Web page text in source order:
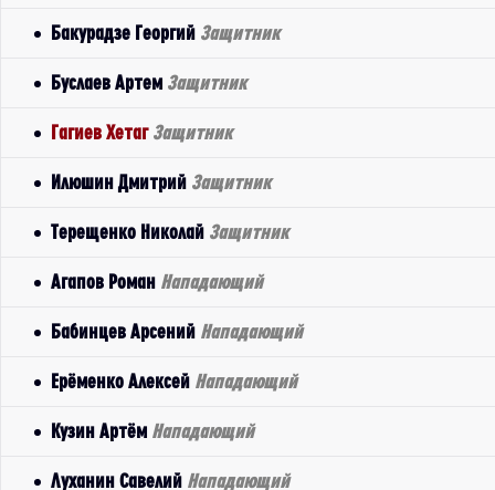
Бакурадзе Георгий Защитник
Буслаев Артем Защитник
Гагиев Хетаг Защитник
Илюшин Дмитрий Защитник
Терещенко Николай Защитник
Агапов Роман Нападающий
Бабинцев Арсений Нападающий
Ерёменко Алексей Нападающий
Кузин Артём Нападающий
Луханин Савелий Нападающий